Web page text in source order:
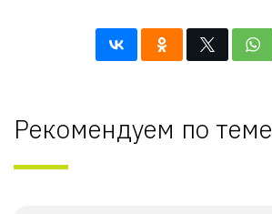
Рекомендуем по теме